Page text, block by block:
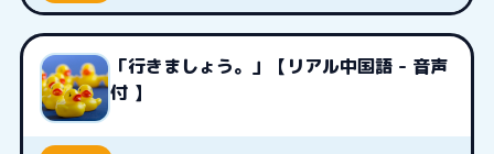
「行きましょう。」【リアル中国語 - 音声
付 】